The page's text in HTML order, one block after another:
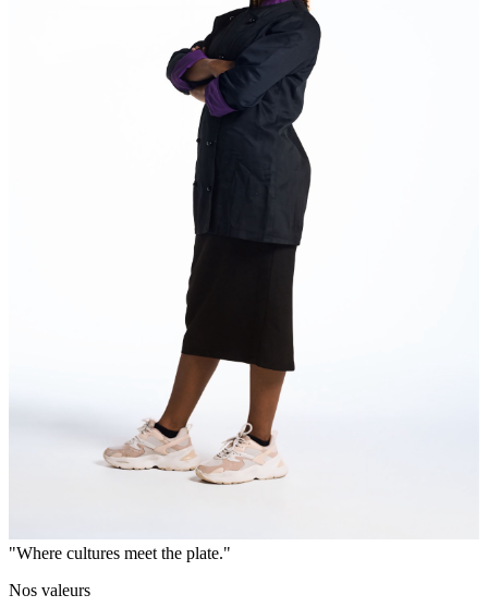
"Where cultures meet the plate."
Nos valeurs